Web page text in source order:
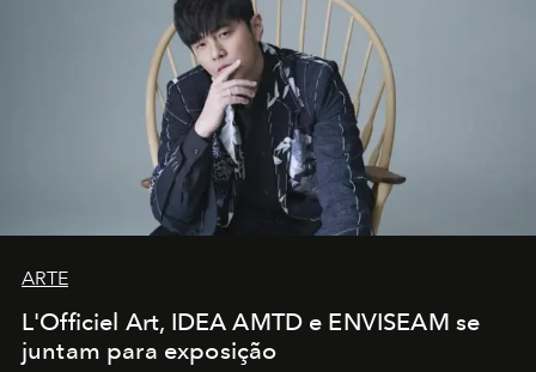
ARTE
L'Officiel Art, IDEA AMTD e ENVISEAM se
juntam para exposição